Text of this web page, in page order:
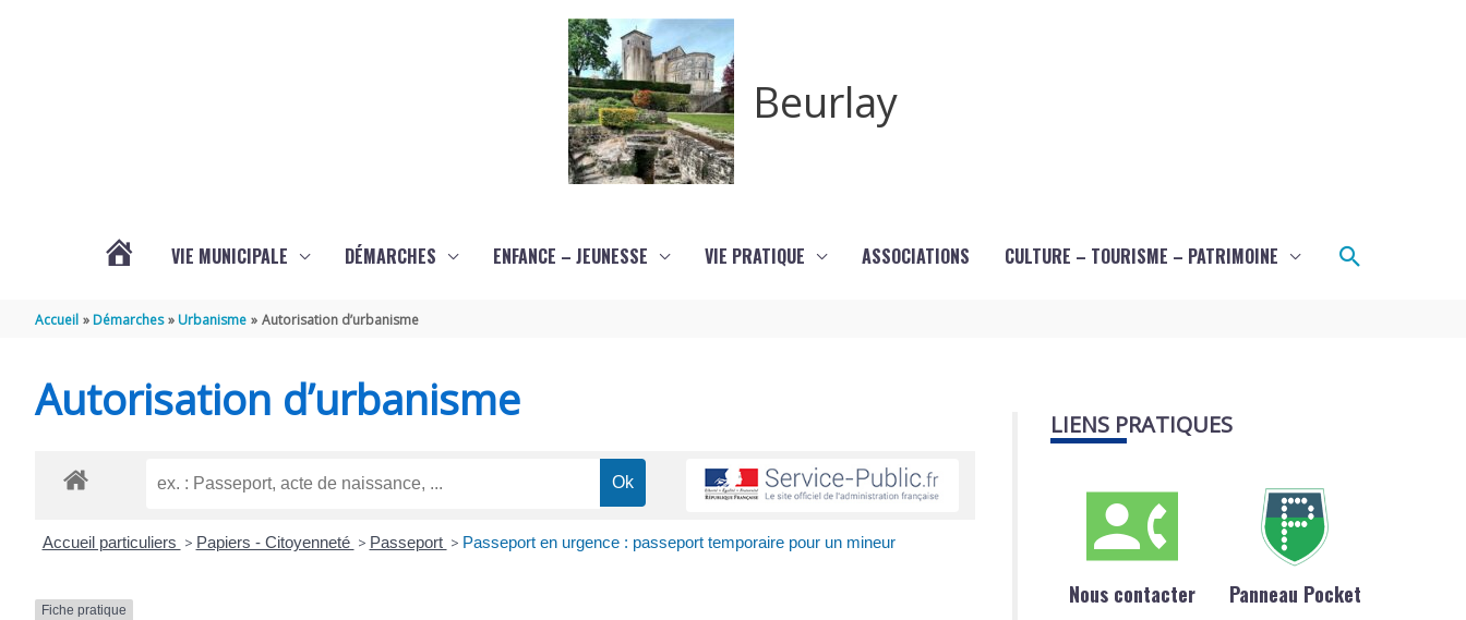
Beurlay
VIE MUNICIPALE DÉMARCHES ENFANCE – JEUNESSE VIE PRATIQUE ASSOCIATIONS CULTURE – TOURISME – PATRIMOINE
Accueil Démarches Urbanisme Autorisation d’urbanisme
Autorisation d’urbanisme
Accueil particuliers > Papiers - Citoyenneté > Passeport > Passeport en urgence : passeport temporaire pour un mineur
Fiche pratique
LIENS PRATIQUES
Nous contacter Panneau Pocket